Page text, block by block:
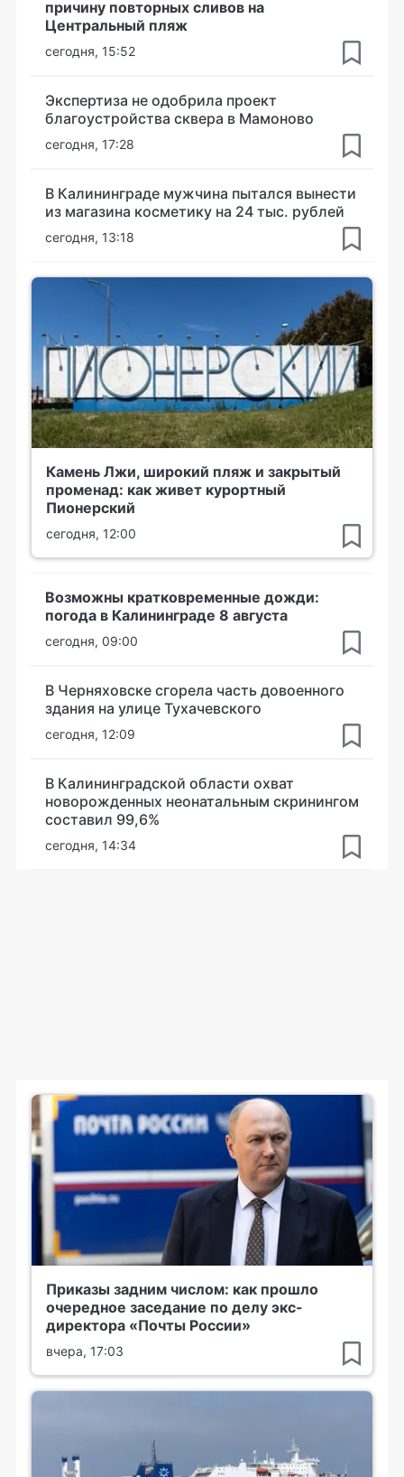
причину повторных сливов на
Центральный пляж
сегодня, 15:52
Экспертиза не одобрила проект
благоустройства сквера в Мамоново
сегодня, 17:28
В Калининграде мужчина пытался вынести
из магазина косметику на 24 тыс. рублей
сегодня, 13:18
Камень Лжи, широкий пляж и закрытый
променад: как живет курортный
Пионерский
сегодня, 12:00
Возможны кратковременные дожди:
погода в Калининграде 8 августа
сегодня, 09:00
В Черняховске сгорела часть довоенного
здания на улице Тухачевского
сегодня, 12:09
В Калининградской области охват
новорожденных неонатальным скринингом
составил 99,6%
сегодня, 14:34
Приказы задним числом: как прошло
очередное заседание по делу экс-
директора «Почты России»
вчера, 17:03